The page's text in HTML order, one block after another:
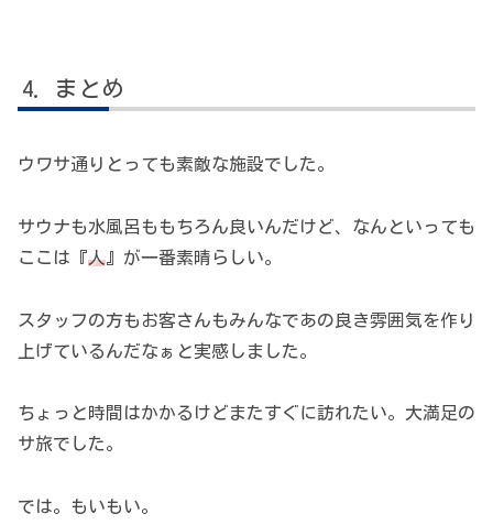
まとめ
ウワサ通りとっても素敵な施設でした。
サウナも水風呂ももちろん良いんだけど、なんといっても
ここは『人 』が一番素晴らしい。
スタッフの方もお客さんもみんなであの良き雰囲気を作り
上げているんだなぁと実感しました。
ちょっと時間はかかるけどまたすぐに訪れたい。大満足の
サ旅でした。
では。もいもい。